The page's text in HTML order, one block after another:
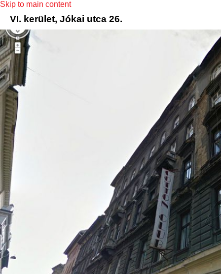
Skip to main content
VI. kerület, Jókai utca 26.